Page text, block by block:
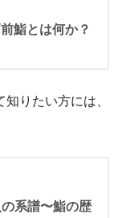
鮨とは何か？
りたい方には、
の系譜〜鮨の歴